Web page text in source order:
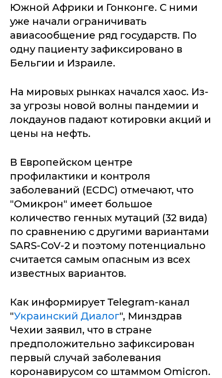
Южной Африки и Гонконге. С ними
уже начали ограничивать
авиасообщение ряд государств. По
одну пациенту зафиксировано в
Бельгии и Израиле.
На мировых рынках начался хаос. Из-
за угрозы новой волны пандемии и
локдаунов падают котировки акций и
цены на нефть.
В Европейском центре
профилактики и контроля
заболеваний (ECDC) отмечают, что
"Омикрон" имеет большое
количество генных мутаций (32 вида)
по сравнению с другими вариантами
SARS-CoV-2 и поэтому потенциально
считается самым опасным из всех
известных вариантов.
Как информирует Telegram-канал
"Украинский Диалог", Минздрав
Чехии заявил, что в стране
предположительно зафиксирован
первый случай заболевания
коронавирусом со штаммом Omicron.